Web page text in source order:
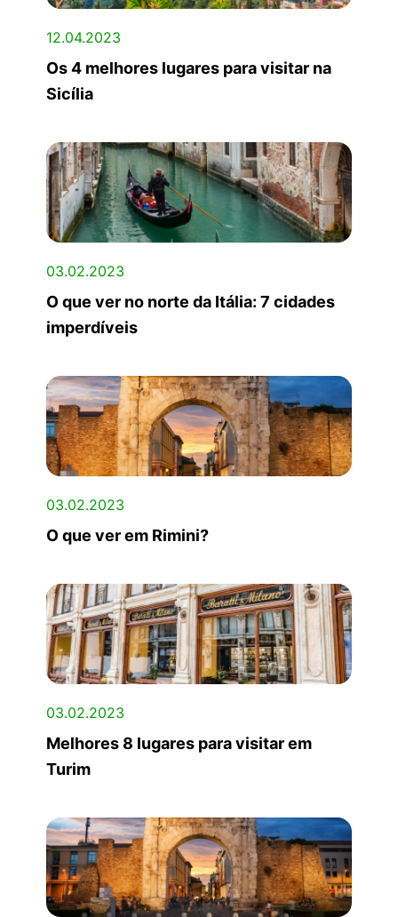
12.04.2023
Os 4 melhores lugares para visitar na
Sicília
03.02.2023
O que ver no norte da Itália: 7 cidades
imperdíveis
03.02.2023
O que ver em Rimini?
03.02.2023
Melhores 8 lugares para visitar em
Turim